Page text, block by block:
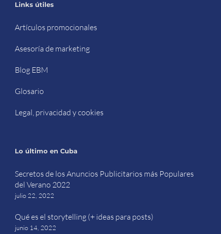
Links útiles
Artículos promocionales
Asesoría de marketing
Blog EBM
Glosario
Legal, privacidad y cookies
Lo último en Cuba
Secretos de los Anuncios Publicitarios más Populares
del Verano 2022
julio 22, 2022
Qué es el storytelling (+ ideas para posts)
junio 14, 2022